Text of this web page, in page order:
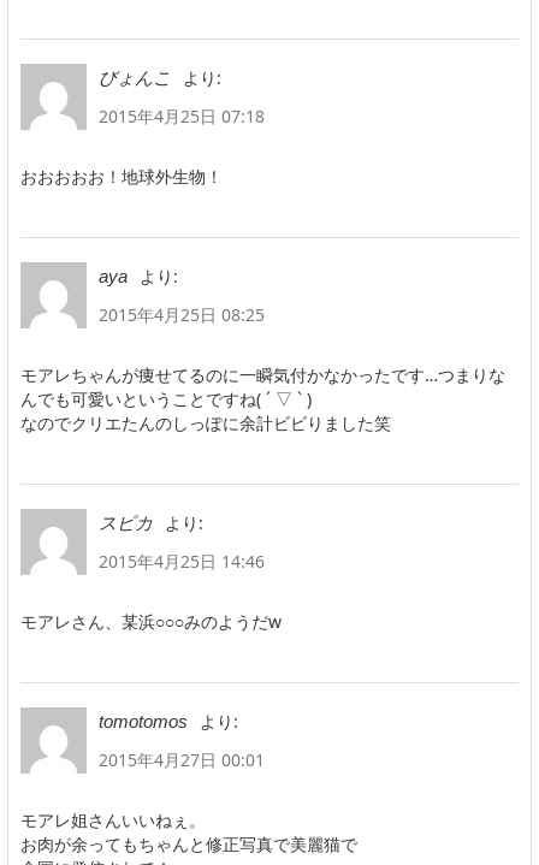
びょんこ
より:
2015年4月25日 07:18
おおおおお！地球外生物！
aya
より:
2015年4月25日 08:25
モアレちゃんが痩せてるのに一瞬気付かなかったです…つまりな
んでも可愛いということですね( ´ ▽ ` )
なのでクリエたんのしっぽに余計ビビりました笑
スピカ
より:
2015年4月25日 14:46
モアレさん、某浜○○○みのようだw
tomotomos
より:
2015年4月27日 00:01
モアレ姐さんいいねぇ。
お肉が余ってもちゃんと修正写真で美麗猫で